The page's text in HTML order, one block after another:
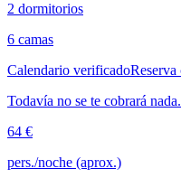
2 dormitorios
6 camas
Calendario verificadoReserva
Todavía no se te cobrará nada.
64 €
pers./noche (aprox.)